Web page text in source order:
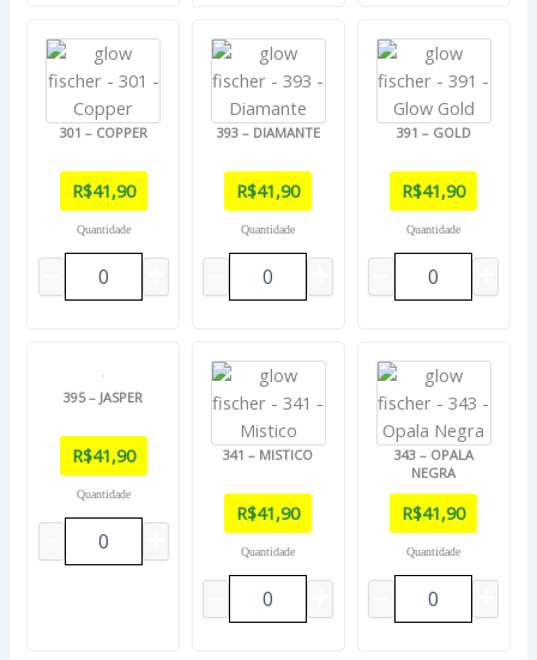
301 – COPPER
R$41,90
Quantidade
393 – DIAMANTE
R$41,90
Quantidade
391 – GOLD
R$41,90
Quantidade
395 – JASPER
R$41,90
Quantidade
341 – MISTICO
R$41,90
Quantidade
343 – OPALA
NEGRA
R$41,90
Quantidade